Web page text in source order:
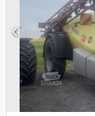
0140 Contrôle de la
Support de buses, 3
circulaire